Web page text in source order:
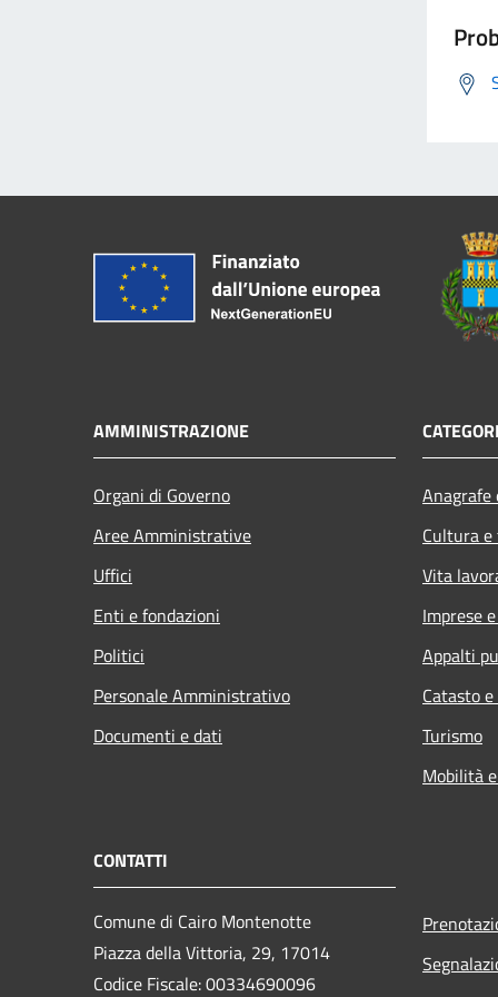
AMMINISTRAZIONE
Organi di Governo
Aree Amministrative
Uffici
Enti e fondazioni
Politici
Personale Amministrativo
Documenti e dati
Cultura
Vita
Imprese
Appalti
Catasto
Turismo
Mobilità
CONTATTI
Comune di Cairo Montenotte
Piazza della Vittoria, 29, 17014
Codice Fiscale: 00334690096